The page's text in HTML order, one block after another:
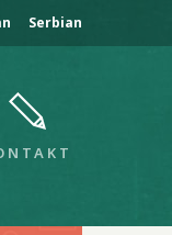
Serbian